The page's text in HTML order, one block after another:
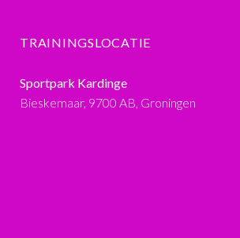
TRAININGSLOCATIE
Sportpark Kardinge
Bieskemaar, 9700 AB, Groningen